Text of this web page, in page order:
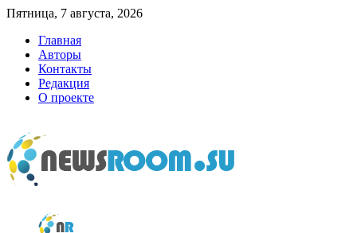
Пятница, 7 августа, 2026
Главная
Авторы
Контакты
Редакция
О проекте
newsroom.su
Новости о новостях